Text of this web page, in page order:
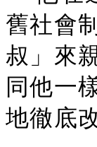
舊社會
叔」來
同他一
地徹底